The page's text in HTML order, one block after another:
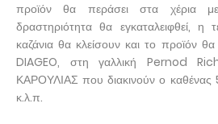
προϊόν θα περάσει στα χέρια
δραστηριότητα θα εγκαταλειφθεί, η
καζάνια θα κλείσουν και το προϊόν
DIAGEO, στη γαλλική Pernod
ΚΑΡΟΥΛΙΑΣ που διακινούν ο καθένας
κ.λ.π.